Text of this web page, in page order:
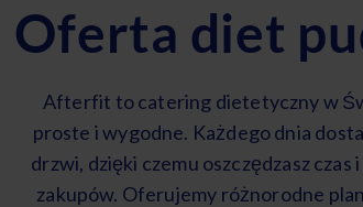
Oferta diet
Afterfit to catering dietetyczny w
proste i wygodne. Każdego dnia
drzwi, dzięki czemu oszczędzasz
zakupów. Oferujemy różnorodne